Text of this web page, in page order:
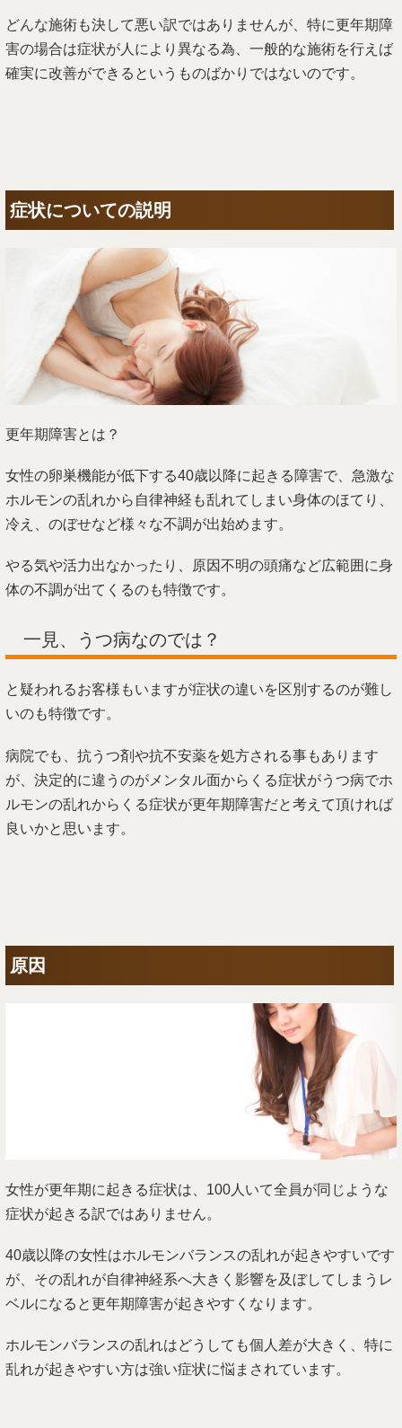
どんな施術も決して悪い訳ではありませんが、特に更年期障
害の場合は症状が人により異なる為、一般的な施術を行えば
確実に改善ができるというものばかりではないのです。
症状についての説明
更年期障害とは？
女性の卵巣機能が低下する40歳以降に起きる障害で、急激な
ホルモンの乱れから自律神経も乱れてしまい身体のほてり、
冷え、のぼせなど様々な不調が出始めます。
やる気や活力出なかったり、原因不明の頭痛など広範囲に身
体の不調が出てくるのも特徴です。
一見、うつ病なのでは？
と疑われるお客様もいますが症状の違いを区別するのが難し
いのも特徴です。
病院でも、抗うつ剤や抗不安薬を処方される事もあります
が、決定的に違うのがメンタル面からくる症状がうつ病でホ
ルモンの乱れからくる症状が更年期障害だと考えて頂ければ
良いかと思います。
原因
女性が更年期に起きる症状は、100人いて全員が同じような
症状が起きる訳ではありません。
40歳以降の女性はホルモンバランスの乱れが起きやすいです
が、その乱れが自律神経系へ大きく影響を及ぼしてしまうレ
ベルになると更年期障害が起きやすくなります。
ホルモンバランスの乱れはどうしても個人差が大きく、特に
乱れが起きやすい方は強い症状に悩まされています。